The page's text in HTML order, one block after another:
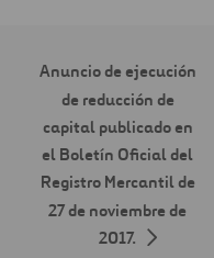
Anuncio de ejecución
de reducción de
capital publicado en
el Boletín Oficial del
Registro Mercantil de
27 de noviembre de
2017.